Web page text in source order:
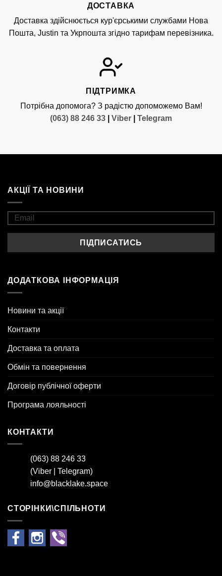
ДОСТАВКА
Доставка здійснюється кур'єрськими службами Нова
Пошта, Justin та Укрпошта згідно тарифам перевізника.
ПІДТРИМКА
Потрібна допомога? З радістю допоможемо Вам!
(063) 88 246 33
Viber Telegram
АКЦІЇ ТА НОВИНИ
ДОДАТКОВА ІНФОРМАЦІЯ
Новини та акції
Контакти
Доставка та оплата
Обмін та повернення
Договір публічної оферти
Програма лояльності
КОНТАКТИ
(063) 88 246 33
(Viber Telegram)
info@blacklake.space
СТОРІНКИ\СПІЛЬНОТИ